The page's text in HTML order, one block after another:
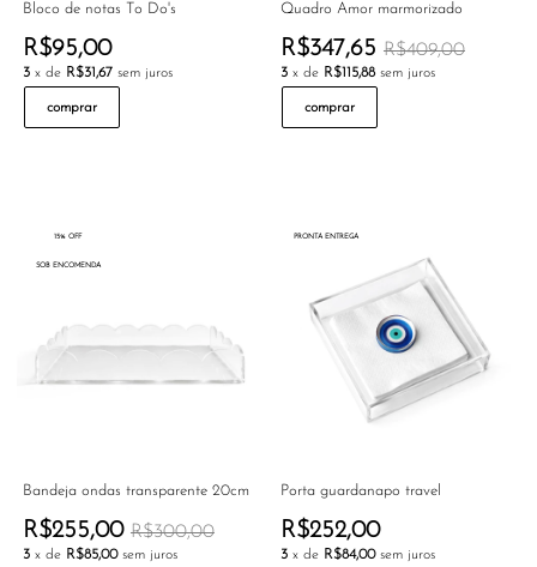
Bloco de notas To Do's
R$95,00
3 x de R$31,67 sem juros
comprar
Quadro Amor marmorizado
R$347,65 R$409,00
3 x de R$115,88 sem juros
comprar
15% OFF
SOB ENCOMENDA
Bandeja ondas transparente 20cm
R$255,00 R$300,00
3 x de R$85,00 sem juros
PRONTA ENTREGA
Porta guardanapo travel
R$252,00
3 x de R$84,00 sem juros